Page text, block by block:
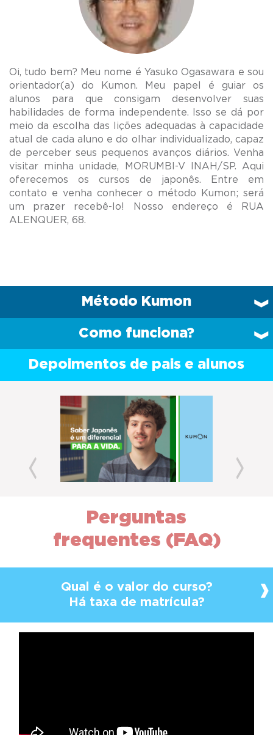
Oi, tudo bem? Meu nome é Yasuko Ogasawara e sou
orientador(a) do Kumon. Meu papel é guiar os
alunos para que consigam desenvolver suas
habilidades de forma independente. Isso se dá por
meio da escolha das lições adequadas à capacidade
atual de cada aluno e do olhar individualizado, capaz
de perceber seus pequenos avanços diários. Venha
visitar minha unidade, MORUMBI-V INAH/SP. Aqui
oferecemos os cursos de japonês. Entre em
contato e venha conhecer o método Kumon; será
um prazer recebê-lo! Nosso endereço é RUA
Método Kumon
Como funciona?
Depoimentos de pais e alunos
Previous
Perguntas
frequentes (FAQ)
Qual é o valor do curso?
Há taxa de matrícula?